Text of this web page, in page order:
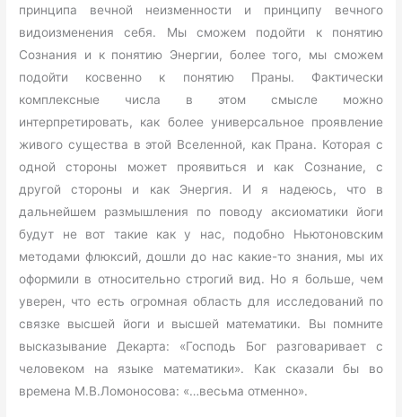
принципа вечной неизменности и принципу вечного
видоизменения себя. Мы сможем подойти к понятию
Сознания и к понятию Энергии, более того, мы сможем
подойти косвенно к понятию Праны. Фактически
комплексные числа в этом смысле можно
интерпретировать, как более универсальное проявление
живого существа в этой Вселенной, как Прана. Которая с
одной стороны может проявиться и как Сознание, с
другой стороны и как Энергия. И я надеюсь, что в
дальнейшем размышления по поводу аксиоматики йоги
будут не вот такие как у нас, подобно Ньютоновским
методами флюксий, дошли до нас какие-то знания, мы их
оформили в относительно строгий вид. Но я больше, чем
уверен, что есть огромная область для исследований по
связке высшей йоги и высшей математики. Вы помните
высказывание Декарта: «Господь Бог разговаривает с
человеком на языке математики». Как сказали бы во
времена М.В.Ломоносова: «…весьма отменно».